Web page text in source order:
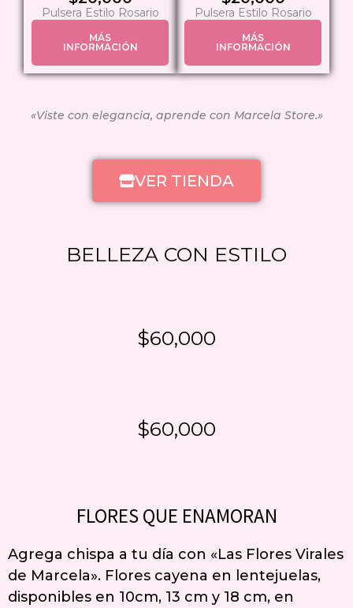
Pulsera Estilo Rosario
MÁS
INFORMACIÓN
Pulsera Estilo Rosario
MÁS
INFORMACIÓN
«Viste con elegancia, aprende con Marcela Store.»
VER TIENDA
BELLEZA CON ESTILO
$60,000
$60,000
FLORES QUE ENAMORAN
Agrega chispa a tu día con «Las Flores Virales
de Marcela». Flores cayena en lentejuelas,
disponibles en 10cm, 13 cm y 18 cm, en